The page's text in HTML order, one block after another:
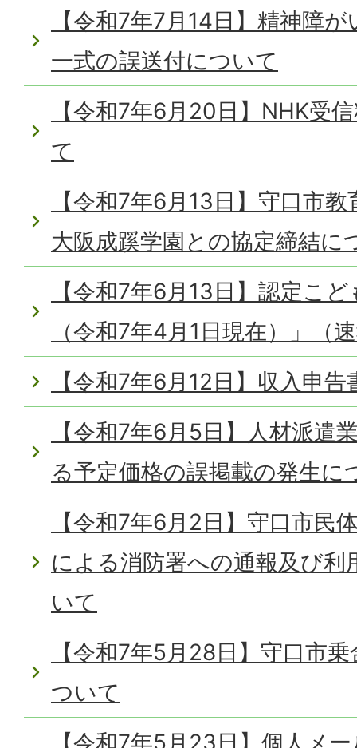
【令和7年7月14日】精神障
一式の誤送付について
【令和7年6月20日】NHK受
て
【令和7年6月13日】守口市
大阪成蹊学園との協定締結に
【令和7年6月13日】認定こ
（令和7年4月1日現在）」（
【令和7年6月12日】収入申
【令和7年6月5日】人材派遣
る予定価格の誤掲載の発生に
【令和7年6月2日】守口市民
による消防署への通報及び利
いて
【令和7年5月28日】守口市
ついて